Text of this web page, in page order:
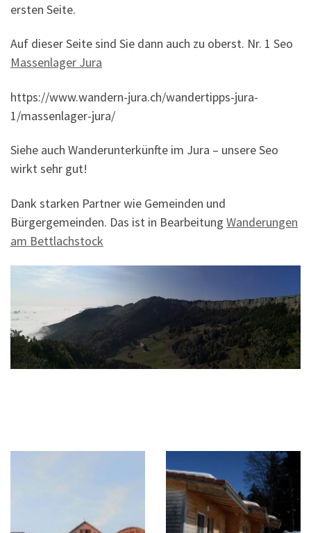
ersten Seite.
Auf dieser Seite sind Sie dann auch zu oberst. Nr. 1 Seo
Massenlager Jura
https://www.wandern-jura.ch/wandertipps-jura-
1/massenlager-jura/
Siehe auch Wanderunterkünfte im Jura – unsere Seo
wirkt sehr gut!
Dank starken Partner wie Gemeinden und
Bürgergemeinden. Das ist in Bearbeitung Wanderungen
am Bettlachstock